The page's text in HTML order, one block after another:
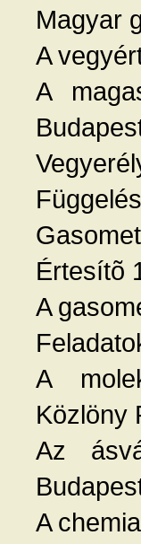
Magyar
A
A
Értesítõ
A
A
Közlöny
Az
A